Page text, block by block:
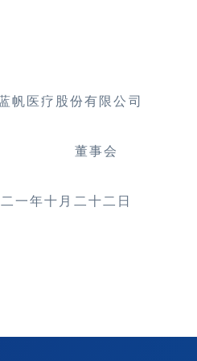
帆医疗股份有限公司
董事会
一年十月二十二日